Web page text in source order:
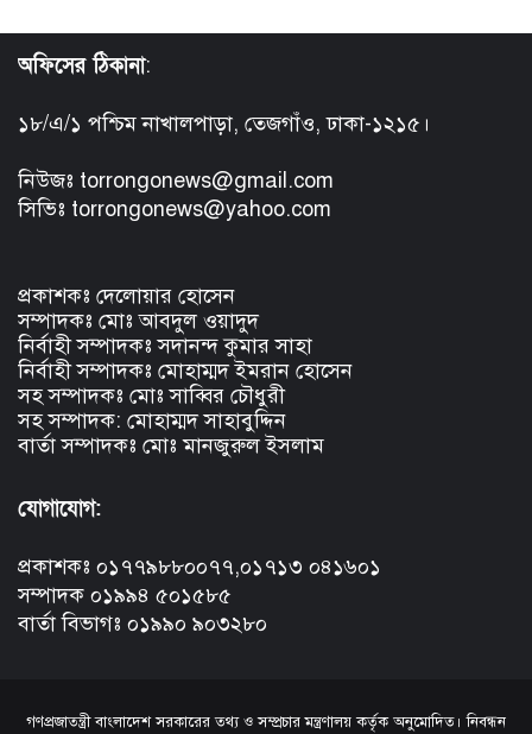
অফিসের ঠিকানা:
১৮/এ/১ পশ্চিম নাখালপাড়া, তেজগাঁও, ঢাকা-১২১৫।
নিউজঃ torrongonews@gmail.com
সিভিঃ torrongonews@yahoo.com
প্রকাশকঃ দেলোয়ার হোসেন
সম্পাদকঃ মোঃ আবদুল ওয়াদুদ
নির্বাহী সম্পাদকঃ সদানন্দ কুমার সাহা
নির্বাহী সম্পাদকঃ মোহাম্মদ ইমরান হোসেন
সহ সম্পাদকঃ মোঃ সাব্বির চৌধুরী
সহ সম্পাদক: মোহাম্মদ সাহাবুদ্দিন
বার্তা সম্পাদকঃ মোঃ মানজুরুল ইসলাম
যোগাযোগ:
প্রকাশকঃ ০১৭৭৯৮৮০০৭৭,০১৭১৩ ০৪১৬০১
সম্পাদক ০১৯৯৪ ৫০১৫৮৫
বার্তা বিভাগঃ ০১৯৯০ ৯০৩২৮০
গণপ্রজাতন্ত্রী বাংলাদেশ সরকারের তথ্য ও সম্প্রচার মন্ত্রণালয় কর্তৃক অনুমোদিত। নিবন্ধন